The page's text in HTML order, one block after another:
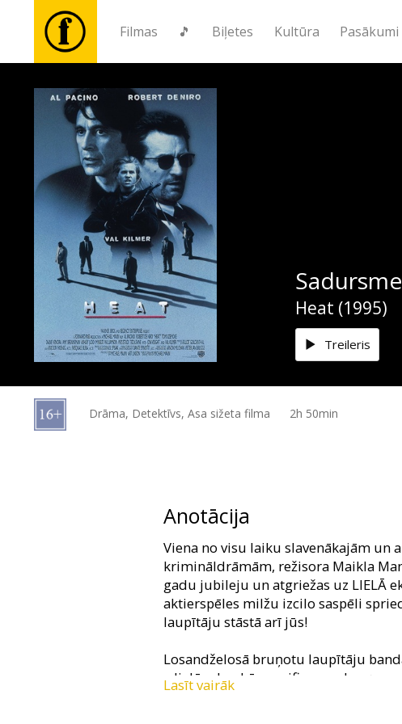
Filmas 🎵 Biļetes Kultūra Pasākumi
Filmas
Biļetes
Kultūra
Pasākumi
kartes
Heat (1995)
Treileris
Drāma, Detektīvs, Asa sižeta filma 2h 50min
Anotācija
Viena no visu laiku slavenākajām un
krimināldrāmām, režisora Maikla
gadu jubileju un atgriežas uz LIELĀ
aktierspēles milžu izcilo saspēli
laupītāju stāstā arī jūs!
Losandželosā bruņotu laupītāju
– lielām bankām, seifiem un
galvenais noziedznieks Nīls Makolijs.
Lasīt vairāk